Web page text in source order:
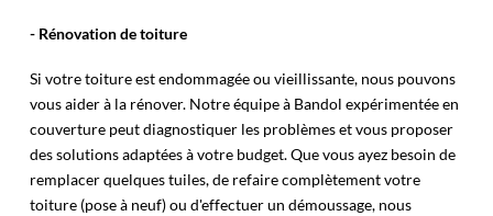
- Rénovation de toiture
Si votre toiture est endommagée ou vieillissante, nous pouvons
vous aider à la rénover. Notre équipe à Bandol expérimentée en
couverture peut diagnostiquer les problèmes et vous proposer
des solutions adaptées à votre budget. Que vous ayez besoin de
remplacer quelques tuiles, de refaire complètement votre
toiture (pose à neuf) ou d'effectuer un démoussage, nous